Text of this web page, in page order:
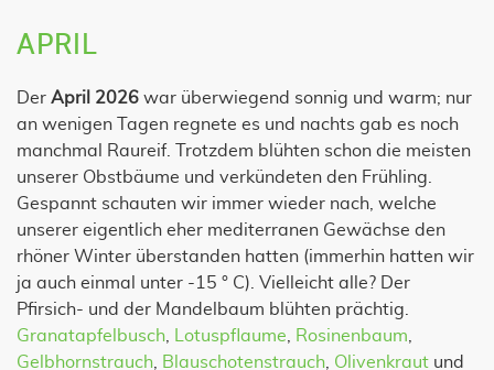
APRIL
Der April 2026 war überwiegend sonnig und warm; nur
an wenigen Tagen regnete es und nachts gab es noch
manchmal Raureif. Trotzdem blühten schon die meisten
unserer Obstbäume und verkündeten den Frühling.
Gespannt schauten wir immer wieder nach, welche
unserer eigentlich eher mediterranen Gewächse den
rhöner Winter überstanden hatten (immerhin hatten wir
ja auch einmal unter -15 ° C). Vielleicht alle? Der
Pfirsich- und der Mandelbaum blühten prächtig.
Granatapfelbusch
Lotuspflaume Rosinenbaum
Gelbhornstrauch
Blauschotenstrauch Olivenkraut und